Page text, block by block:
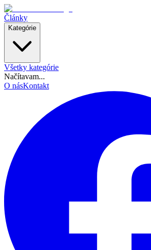
Články
Kategórie
Všetky kategórie
Načítavam...
O násKontakt